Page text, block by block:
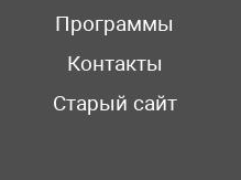
Программы
Контакты
Старый сайт